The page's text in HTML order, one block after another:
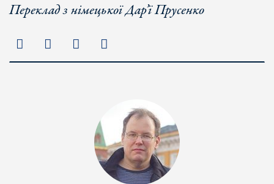
Переклад з німецької Дар’їПрусенко